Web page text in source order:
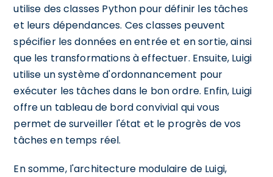
utilise des classes Python pour définir les tâches
et leurs dépendances. Ces classes peuvent
spécifier les données en entrée et en sortie, ainsi
que les transformations à effectuer. Ensuite, Luigi
utilise un système d'ordonnancement pour
exécuter les tâches dans le bon ordre. Enfin, Luigi
offre un tableau de bord convivial qui vous
permet de surveiller l'état et le progrès de vos
tâches en temps réel.
En somme, l'architecture modulaire de Luigi,